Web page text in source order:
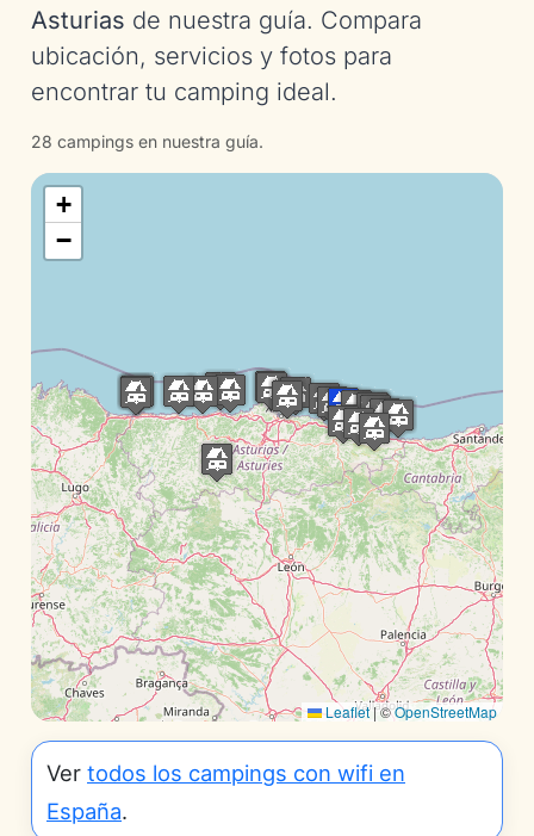
Asturias de nuestra guía. Compara
ubicación, servicios y fotos para
encontrar tu camping ideal.
28 campings en nuestra guía.
+
−
Leaflet |©OpenStreetMap
Ver todos los campings con wifi en
España.